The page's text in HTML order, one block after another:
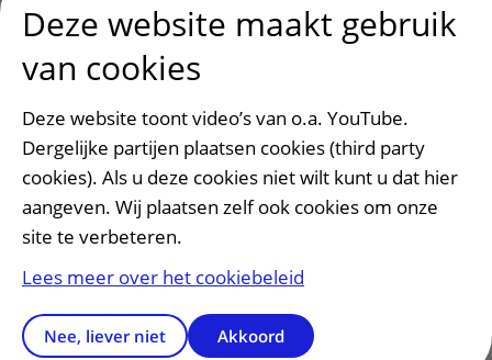
behandeltraject dat de kinderen moeten doorlopen
door middel van het spel heel beeldend gemaakt.”
Het interactief behandelspel was genomineerd voor
deMedisch Contact Communicatieprijs. Donderdag
24 januari werd bekend dat het spel de derde prijs
heeft gewonnen. Ook wordt er gekeken om het spel
in andere ziekenhuizen in te zetten.
Vragen, opmerkingen of tips voor de redactie?
Deze website maakt gebruik
van cookies
Deze website toont video’s van o.a. YouTube.
Dergelijke partijen plaatsen cookies (third party
cookies). Als u deze cookies niet wilt kunt u dat hier
aangeven. Wij plaatsen zelf ook cookies om onze
site te verbeteren.
Lees meer over het cookiebeleid
Nee, liever niet Akkoord